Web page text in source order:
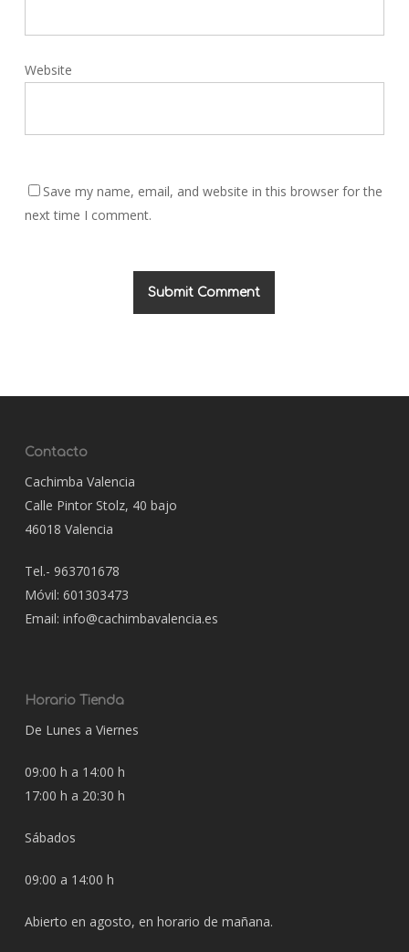
Website
Save my name, email, and website in this browser for the
next time I comment.
Contacto
Cachimba Valencia
Calle Pintor Stolz, 40 bajo
46018 Valencia
Tel.- 963701678
Móvil: 601303473
Email: info@cachimbavalencia.es
Horario Tienda
De Lunes a Viernes
09:00 h a 14:00 h
17:00 h a 20:30 h
Sábados
09:00 a 14:00 h
Abierto en agosto, en horario de mañana.